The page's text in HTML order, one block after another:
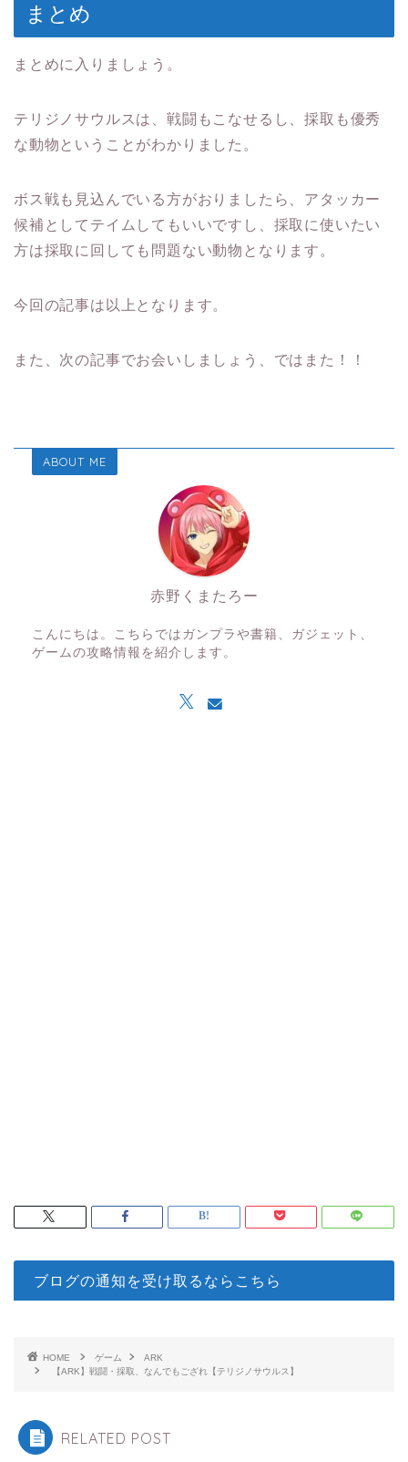
まとめ
まとめに入りましょう。
テリジノサウルスは、戦闘もこなせるし、採取も優秀
な動物ということがわかりました。
ボス戦も見込んでいる方がおりましたら、アタッカー
候補としてテイムしてもいいですし、採取に使いたい
方は採取に回しても問題ない動物となります。
今回の記事は以上となります。
また、次の記事でお会いしましょう、ではまた！！
ABOUT ME
赤野くまたろー
こんにちは。こちらではガンプラや書籍、ガジェット、
ゲームの攻略情報を紹介します。
ブログの通知を受け取るならこちら
HOME ゲーム
ARK
【ARK】戦闘・採取、なんでもござれ【テリジノサウルス】
RELATED POST